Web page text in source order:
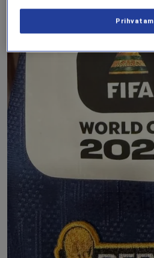
Prihvatam